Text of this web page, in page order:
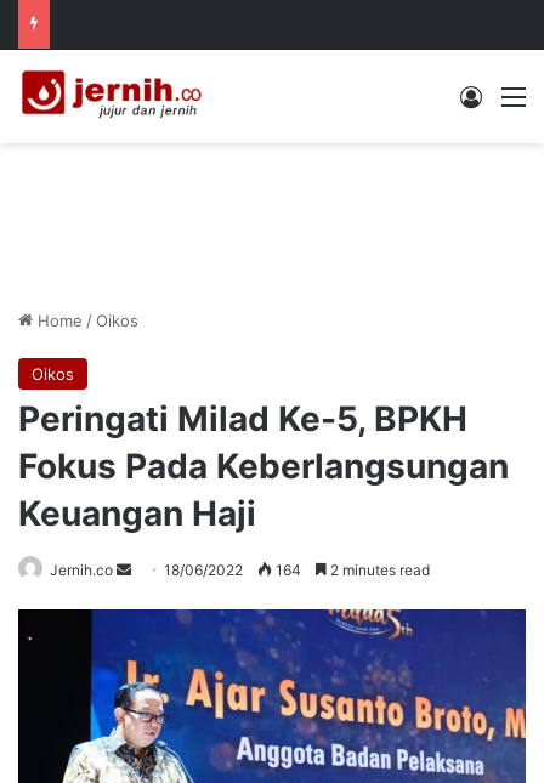
Log In
Home /Oikos
Oikos
Peringati Milad Ke-5, BPKH
Fokus Pada Keberlangsungan
Keuangan Haji
Jernih.co
Send18/06/2022 164 2 minutes read